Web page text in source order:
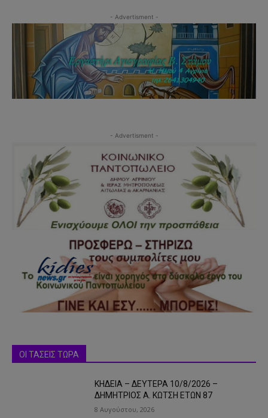
- Advertisment -
- Advertisment -
ΟΙ ΤΑΣΕΙΣ ΤΩΡΑ
ΚΗΔΕΙΑ – ΔΕΥΤΕΡΑ 10/8/2026 –
ΔΗΜΗΤΡΙΟΣ Α. ΚΩΤΣΗ ΕΤΩΝ 87
8 Αυγούστου, 2026